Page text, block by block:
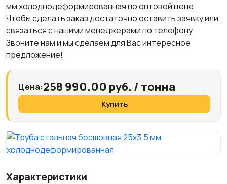
мм холоднодеформированная по оптовой цене.
Чтобы сделать заказ достаточно оставить заявку или
связаться с нашими менеджерами по телефону.
Звоните нам и мы сделаем для Вас интересное
предложение!
Цена:258 990.00 руб. / тонна
Купить
Характеристики